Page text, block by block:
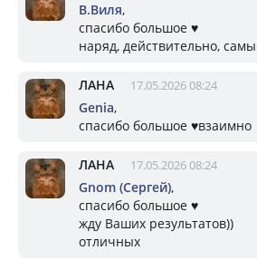
В.Виля,
спасибо большое ♥️
наряд, действительно,
ЛАНА 17.05.2026 08:24
Genia,
спасибо большое ♥️взаимно
ЛАНА 17.05.2026 08:24
Gnom (Сергей),
спасибо большое ♥️
жду Ваших результатов))
отличных